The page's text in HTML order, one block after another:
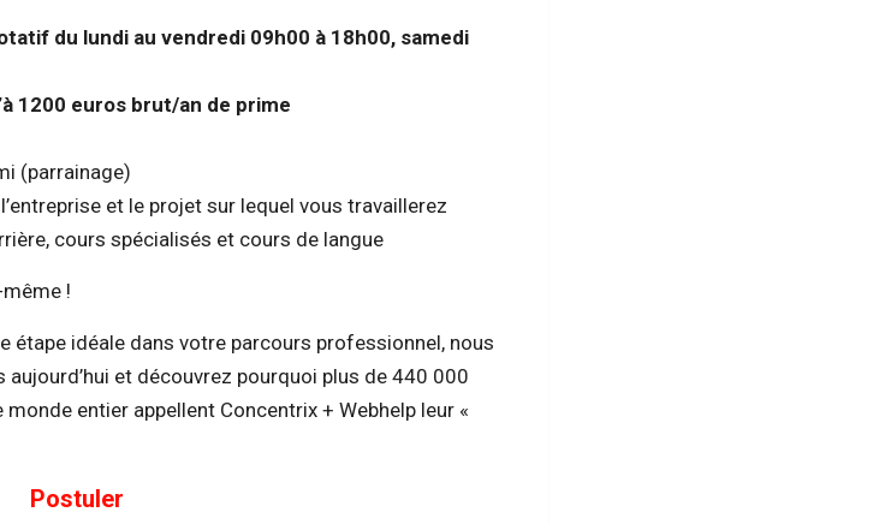
du lundi au vendredi 09h00 à 18h00, samedi
1200 euros brut/an de prime
(parrainage)
et le projet sur lequel vous travaillerez
cours spécialisés et cours de langue
!
étape idéale dans votre parcours professionnel, nous
et découvrez pourquoi plus de 440 000
entier appellent Concentrix + Webhelp leur «
Postuler